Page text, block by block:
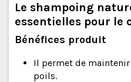
Le shampoing
essentielles pour le
Bénéfices produit
Il permet de
poils.